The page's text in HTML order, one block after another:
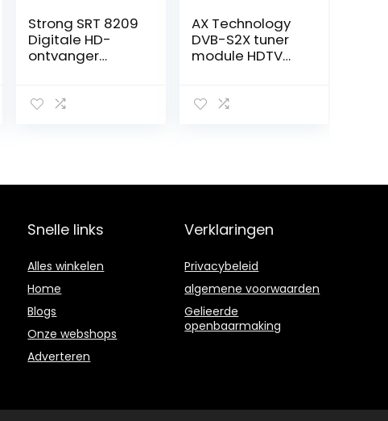
Strong SRT 8209
Digitale HD-
ontvanger
SCART, HEVC)
AX Technology
DVB-S2X tuner
module HDTV
HD51
Snelle links
Alles winkelen
Home
Blogs
Onze webshops
Adverteren
Verklaringen
Privacybeleid
algemene voorwaarden
Gelieerde
openbaarmaking